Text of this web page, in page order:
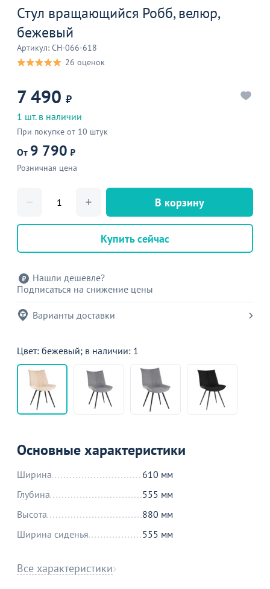
Стул вращающийся Робб, велюр,
бежевый
Артикул: CH-066-618
26 оценок
7 490 ₽
1 шт. в наличии
При покупке от 10 штук
От 9 790 ₽
Розничная цена
В корзину
Купить сейчас
Нашли дешевле?
Подписаться на снижение цены
Варианты доставки
Цвет: бежевый; в наличии: 1
Основные характеристики
Ширина
610 мм
Глубина
555 мм
Высота
880 мм
Ширина сиденья
555 мм
Все характеристики